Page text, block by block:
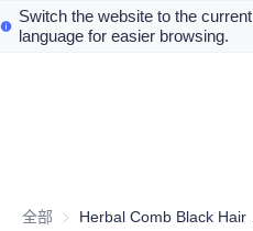
Switch the website to the current
language for easier browsing.
全部